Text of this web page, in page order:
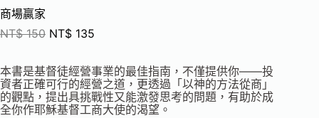
商場贏家
NT$150 NT$ 135
本書是基督徒經營事業的最佳指南，不僅提供你——投
資者正確可行的經營之道，更透過「以神的方法從商」
的觀點，提出具挑戰性又能激發思考的問題，有助於成
全你作耶穌基督工商大使的渴望。